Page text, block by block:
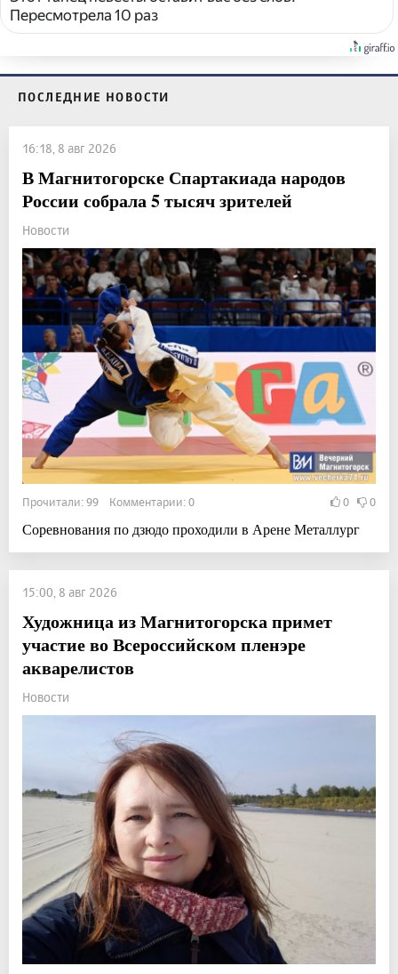
Пересмотрела 10 раз
ПОСЛЕДНИЕ НОВОСТИ
16:18, 8 авг 2026
В Магнитогорске Спартакиада народов
России собрала 5 тысяч зрителей
Новости
Прочитали: 99 Комментарии: 0 0 0
Соревнования по дзюдо проходили в Арене Металлург
15:00, 8 авг 2026
Художница из Магнитогорска примет
участие во Всероссийском пленэре
акварелистов
Новости